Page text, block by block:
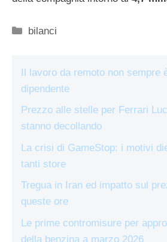
Categorie
bilanci
Il lavoro da remoto non sempre
dipendente
Prezzo alle stelle per Ferrari
stanno decollando
La crisi di GameStop: i motivi
tanti store
Tregua in Iran ed impatto sul
queste ore
Le prime contromisure per
della benzina a marzo 2026